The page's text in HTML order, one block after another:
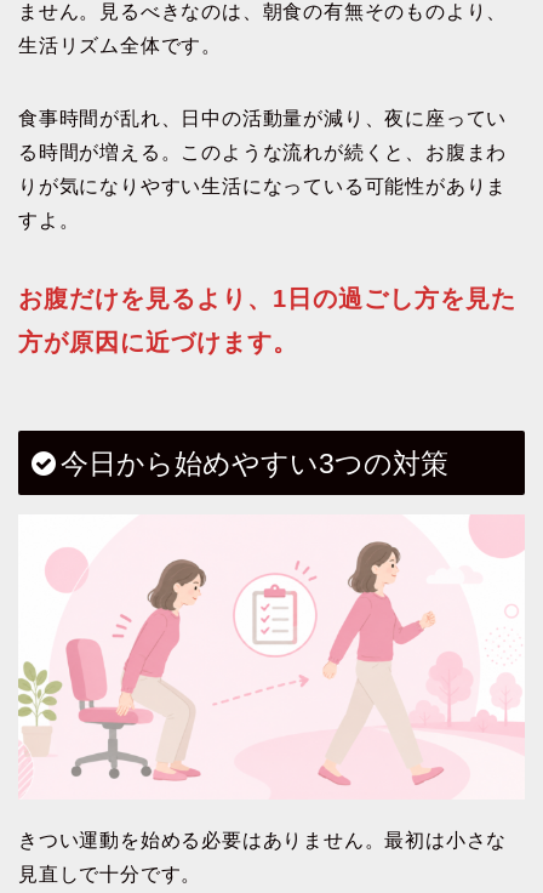
ません。見るべきなのは、朝食の有無そのものより、
生活リズム全体です。
食事時間が乱れ、日中の活動量が減り、夜に座ってい
る時間が増える。このような流れが続くと、お腹まわ
りが気になりやすい生活になっている可能性がありま
すよ。
お腹だけを見るより、1日の過ごし方を見た
方が原因に近づけます。
今日から始めやすい3つの対策
きつい運動を始める必要はありません。最初は小さな
見直しで十分です。